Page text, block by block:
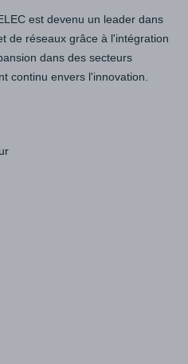
est devenu un leader dans
de réseaux grâce à l'intégration
dans des secteurs
continu envers l'innovation.